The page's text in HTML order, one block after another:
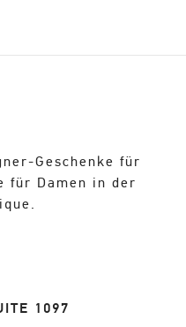
Geschenke für
für Damen in der
1097